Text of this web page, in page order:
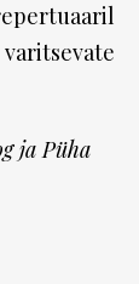
ja Püha